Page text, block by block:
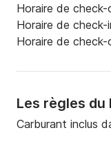
Horaire de
Horaire de check-
Horaire de check-
Les règles du
Carburant inclus